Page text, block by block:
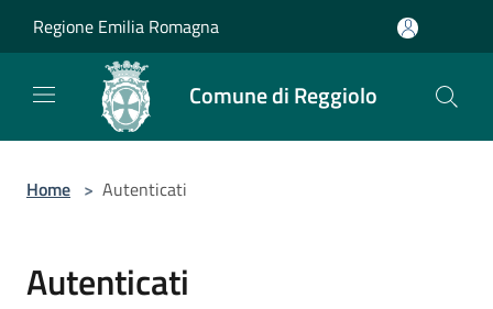
Regione Emilia Romagna
Comune di Reggiolo
Home > Autenticati
Autenticati